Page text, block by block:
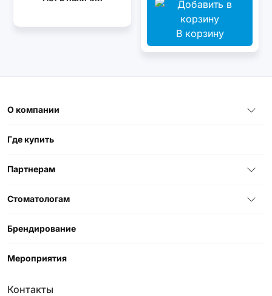
В корзину
О компании
Где купить
Партнерам
Стоматологам
Брендирование
Мероприятия
Контакты